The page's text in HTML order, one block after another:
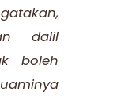
dalil
boleh